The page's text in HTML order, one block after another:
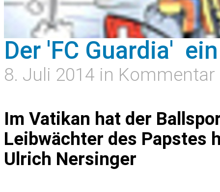
Der 'FC Guardia' 
8. Juli 2014 in Kommentar
Im Vatikan hat der
Leibwächter des Papstes
Ulrich Nersinger